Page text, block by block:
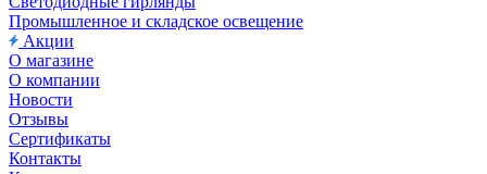
Промышленное и складское освещение
Акции
О магазине
О компании
Новости
Отзывы
Сертификаты
Контакты